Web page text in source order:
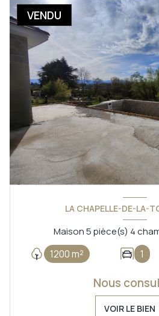
VENDU
LA CHAPELLE-DE-LA-
1200 m² 1
Nous
VOIR LE BIEN